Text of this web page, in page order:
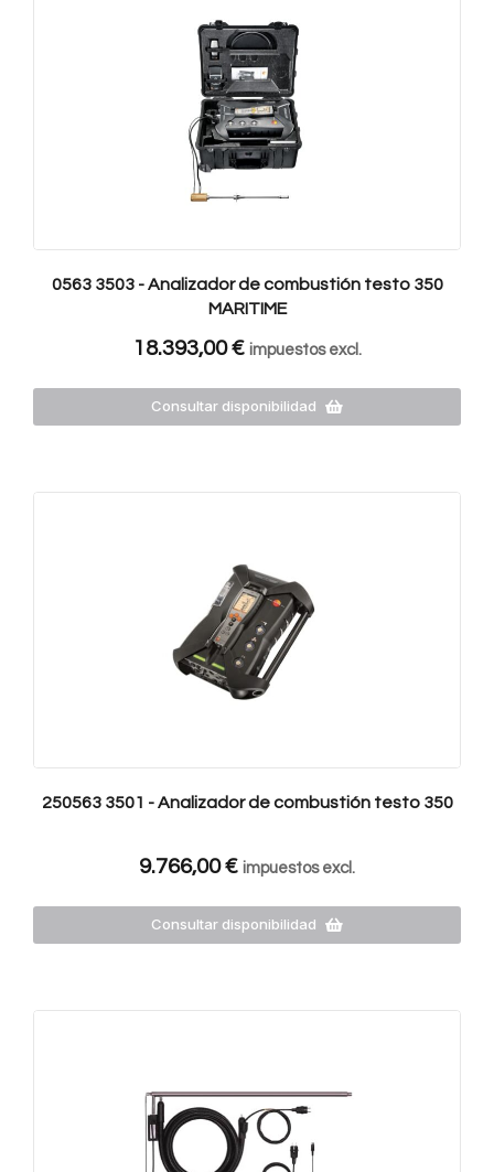
0563 3503 - Analizador de combustión testo 350
MARITIME
18.393,00€ impuestos excl.
Consultar disponibilidad
250563 3501 - Analizador de combustión testo 350
9.766,00€ impuestos excl.
Consultar disponibilidad